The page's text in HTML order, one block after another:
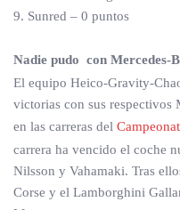
9. Sunred – 0 puntos
Nadie pudo con Mercedes-
El equipo Heico-Gravity-
victorias con sus respectivos
en las carreras del
carrera ha vencido el coche
Nilsson y Vahamaki. Tras
Corse y el Lamborghini